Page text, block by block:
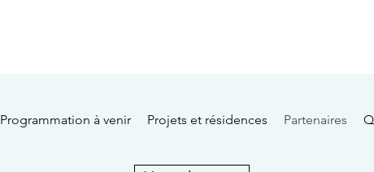
Programmation à venir Projets et résidences Partenaires